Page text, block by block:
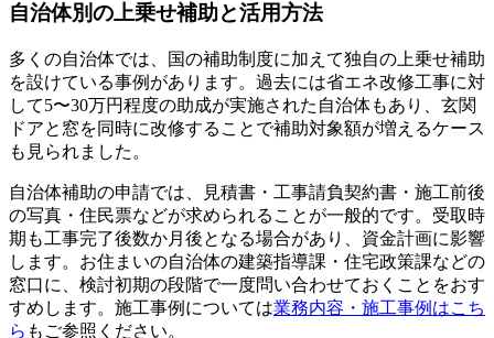
自治体別の上乗せ補助と活用方法
多くの自治体では、国の補助制度に加えて独自の上乗せ補助
を設けている事例があります。過去には省エネ改修工事に対
して5〜30万円程度の助成が実施された自治体もあり、玄関
ドアと窓を同時に改修することで補助対象額が増えるケース
も見られました。
自治体補助の申請では、見積書・工事請負契約書・施工前後
の写真・住民票などが求められることが一般的です。受取時
期も工事完了後数か月後となる場合があり、資金計画に影響
します。お住まいの自治体の建築指導課・住宅政策課などの
窓口に、検討初期の段階で一度問い合わせておくことをおす
すめします。施工事例については業務内容・施工事例はこち
ら もご参照ください。